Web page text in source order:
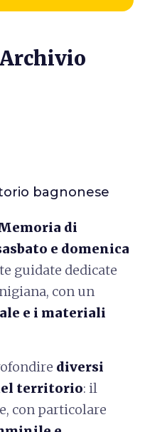
bagnonese
di
e domenica
guidate dedicate
con un
e i materiali
diversi
territorio: il
con particolare